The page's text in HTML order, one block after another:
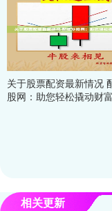
关于股票配资最新情况
股网：助您轻松撬动财
相关更新